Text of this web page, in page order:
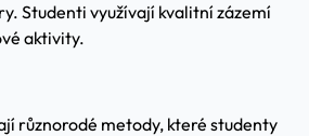
Studenti využívají kvalitní zázemí
aktivity.
různorodé metody, které studenty